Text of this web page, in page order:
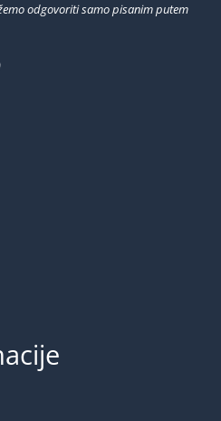
odgovoriti samo pisanim putem